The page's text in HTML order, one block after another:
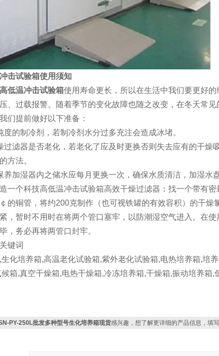
击试验箱使用须知
高低温冲击试验箱使用寿命更长，所以在生活中我们要更好
、过载报警。随着季节的变化故障也随之改变，在冬天常
们提前做好以下准备：
度的制冷剂，若制冷剂水分过多充注会造成冰堵。
过滤器是否老化，若老化了应及时更换否则失去应有的干燥
方法。
养加湿器内之储水应每月更换一次，确保水质清洁，加湿水
一个科技高低温冲击试验箱高效干燥过滤器：找一个带有
的铜管，将约200克制作（也可视铁罐的有效容积）的干
，暂时不用时在将两个管口塞牢，以防潮湿空气进入。在
，务必再将两管口封牢。
键词
化培养箱,高温老化试验箱,紫外老化试验箱,电热培养箱,培
箱,真空干燥箱,电热干燥箱,冷冻培养箱,干燥箱,振动培养箱
PY-250L批发多种型号生化培养箱现货感兴趣，想了解更详细的产品信息，填